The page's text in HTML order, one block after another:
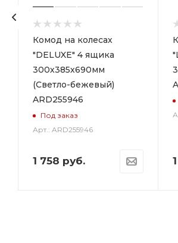
Комод на колесах
"DELUXE" 4 ящика
300х385х690мм
(Светло-бежевый)
ARD255946
Под заказ
Арт.: ARD255946
1 758 руб.